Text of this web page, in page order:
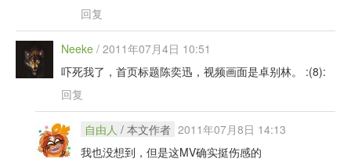
回复
Neeke / 2011年07月4日 10:51
吓死我了，首页标题陈奕迅，视频画面是卓别林。 :(8):
回复
自由人 / 本文作者 2011年07月8日 14:13
我也没想到，但是这MV确实挺伤感的